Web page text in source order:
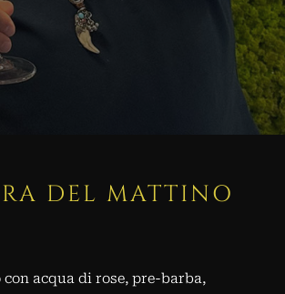
DEL MATTINO
acqua di rose, pre-barba,